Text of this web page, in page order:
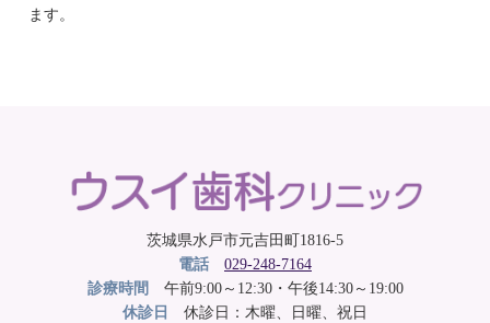
ます。
茨城県水戸市元吉田町1816-5
電話
029-248-7164
診療時間 午前9:00～12:30・午後14:30～19:00
休診日
休診日：木曜、日曜、祝日